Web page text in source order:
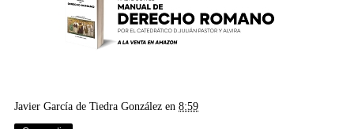
Javier García de Tiedra González en 8:59